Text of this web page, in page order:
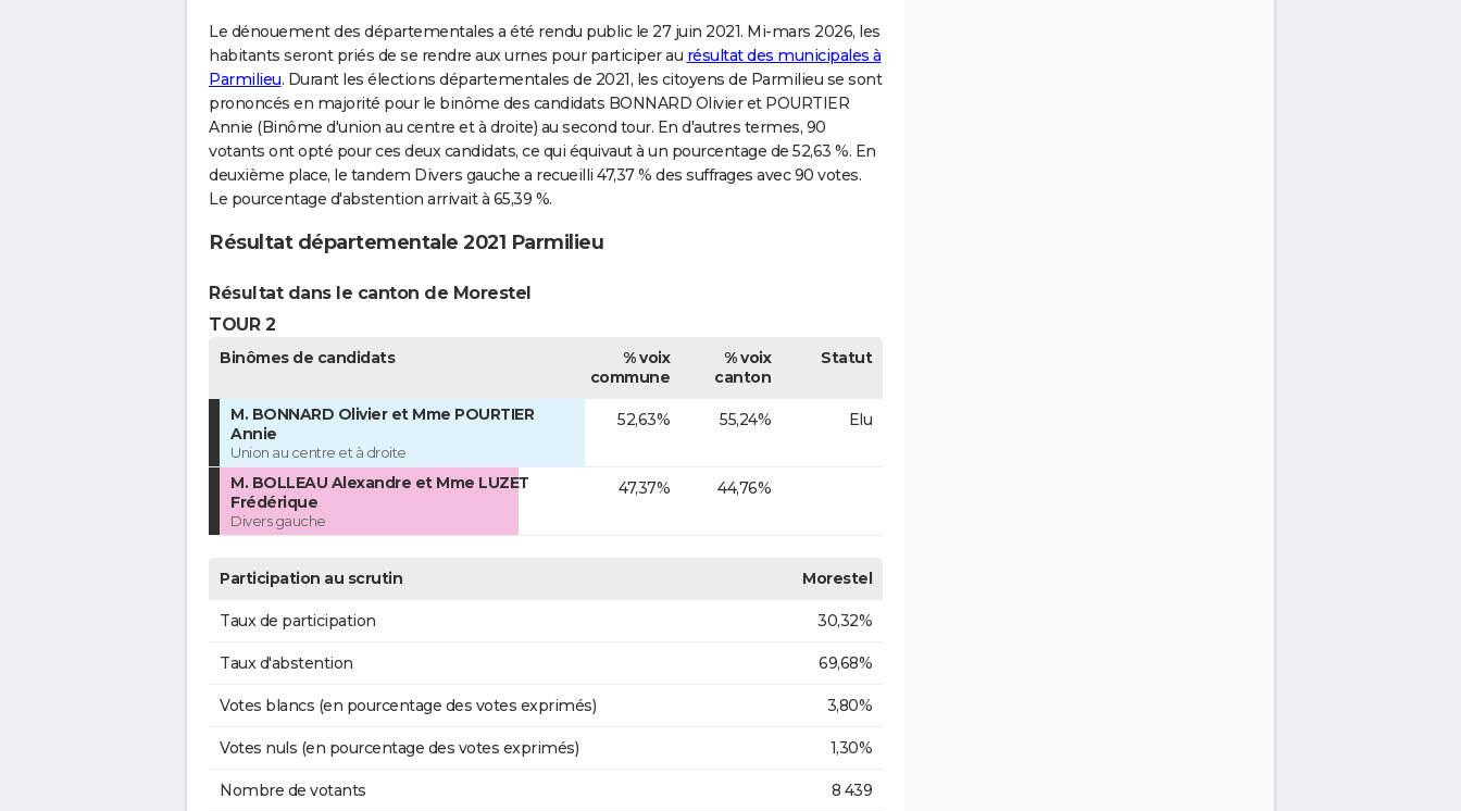
Le dénouement des départementales a été rendu public le 27 juin 2021. Mi-mars 2026, les
habitants seront priés de se rendre aux urnes pour participer au résultat des municipales à
Parmilieu. Durant les élections départementales de 2021, les citoyens de Parmilieu se sont
prononcés en majorité pour le binôme des candidats BONNARD Olivier et POURTIER
Annie (Binôme d'union au centre et à droite) au second tour. En d'autres termes, 90
votants ont opté pour ces deux candidats, ce qui équivaut à un pourcentage de 52,63 %. En
deuxième place, le tandem Divers gauche a recueilli 47,37 % des suffrages avec 90 votes.
Le pourcentage d'abstention arrivait à 65,39 %.
Résultat départementale 2021 Parmilieu
Résultat dans le canton de Morestel
TOUR 2
Binômes de candidats
% voix
commune
% voix
canton
Statut
M. BONNARD Olivier et Mme POURTIER
Annie
Union au centre et à droite
52,63% 55,24% Elu
M. BOLLEAU Alexandre et Mme LUZET
Frédérique
Divers gauche
47,37% 44,76%
Participation au scrutin Morestel
Taux de participation 30,32%
Taux d'abstention 69,68%
Votes blancs (en pourcentage des votes exprimés) 3,80%
Votes nuls (en pourcentage des votes exprimés) 1,30%
Nombre de votants 8 439